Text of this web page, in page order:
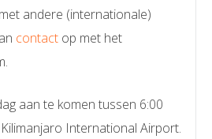
andere (internationale)
contact op met het
aan te komen tussen 6:00
International Airport.